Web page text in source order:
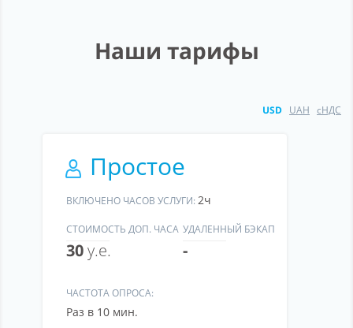
Наши тарифы
USD UAH сНДС
Простое
ВКЛЮЧЕНО ЧАСОВ УСЛУГИ: 2ч
СТОИМОСТЬ ДОП. ЧАСА
30у.е.
УДАЛЕННЫЙ БЭКАП
-
ЧАСТОТА ОПРОСА:
Раз в 10 мин.